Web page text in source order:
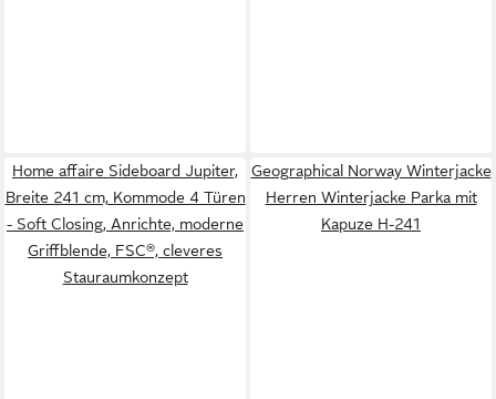
Home affaire Sideboard Jupiter,
Breite 241 cm, Kommode 4 Türen
- Soft Closing, Anrichte, moderne
Griffblende, FSC®, cleveres
Stauraumkonzept
Geographical Norway Winterjacke
Herren Winterjacke Parka mit
Kapuze H-241